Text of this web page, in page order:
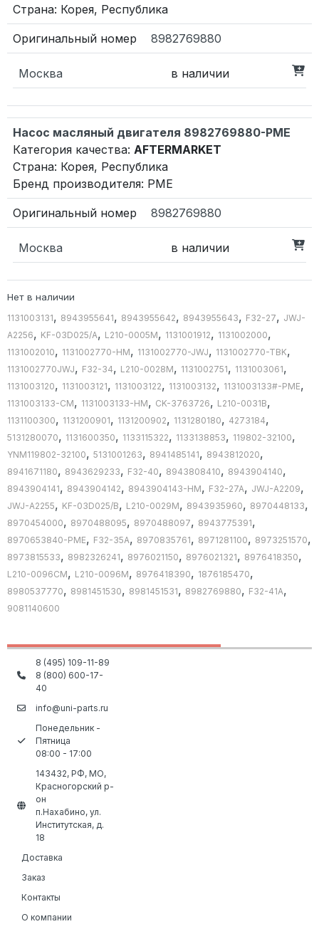
Страна: Корея, Республика
8982769880
Москва в наличии
Насос масляный двигателя 8982769880-PME
Категория качества: AFTERMARKET
Страна: Корея, Республика
Бренд производителя: PME
8982769880
Москва в наличии
Нет в наличии
1131003131, 8943955641, 8943955642, 8943955643, F32-27, JWJ-
A2256, KF-03D025/A, L210-0005M, 1131001912, 1131002000,
1131002010, 1131002770-HM, 1131002770-JWJ, 1131002770-TBK,
1131002770JWJ, F32-34, L210-0028M, 1131002751, 1131003061,
1131003120, 1131003121, 1131003122, 1131003132, 1131003133#-PME,
1131003133-CM, 1131003133-HM, CK-3763726, L210-0031B,
1131100300, 1131200901, 1131200902, 1131280180, 4273184,
5131280070, 1131600350, 1133115322, 1133138853, 119802-32100,
YNM119802-32100, 5131001263, 8941485141, 8943812020,
8941671180, 8943629233, F32-40, 8943808410, 8943904140,
8943904141, 8943904142, 8943904143-HM, F32-27A, JWJ-A2209,
JWJ-A2255, KF-03D025/B, L210-0029M, 8943935960, 8970448133,
8970454000, 8970488095, 8970488097, 8943775391,
8970653840-PME, F32-35A, 8970835761, 8971281100, 8973251570,
8973815533, 8982326241, 8976021150, 8976021321, 8976418350,
L210-0096CM, L210-0096M, 8976418390, 1876185470,
8980537770, 8981451530, 8981451531, 8982769880, F32-41A,
9081140600
8 (495) 109-11-89
8 (800) 600-17-
40
info@uni-parts.ru
Понедельник -
Пятница
08:00 - 17:00
143432, РФ, МО,
Красногорский р-
он
п.Нахабино, ул.
Институтская, д.
18
Доставка
Заказ
Контакты
О компании